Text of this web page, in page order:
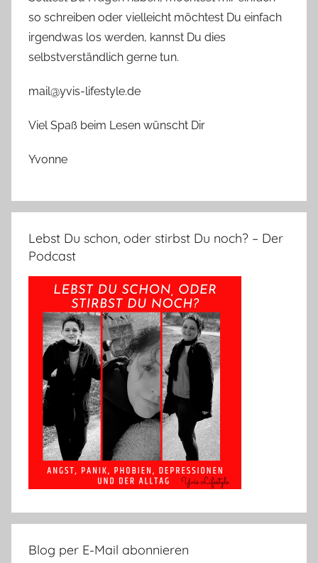
so schreiben oder vielleicht möchtest Du einfach
irgendwas los werden, kannst Du dies
selbstverständlich gerne tun.
mail@yvis-lifestyle.de
Viel Spaß beim Lesen wünscht Dir
Yvonne
Lebst Du schon, oder stirbst Du noch? – Der
Podcast
Blog per E-Mail abonnieren